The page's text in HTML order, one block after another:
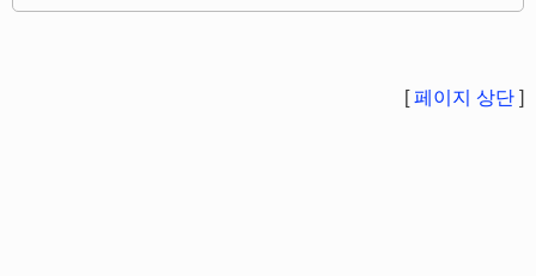
[페이지 상단 ]